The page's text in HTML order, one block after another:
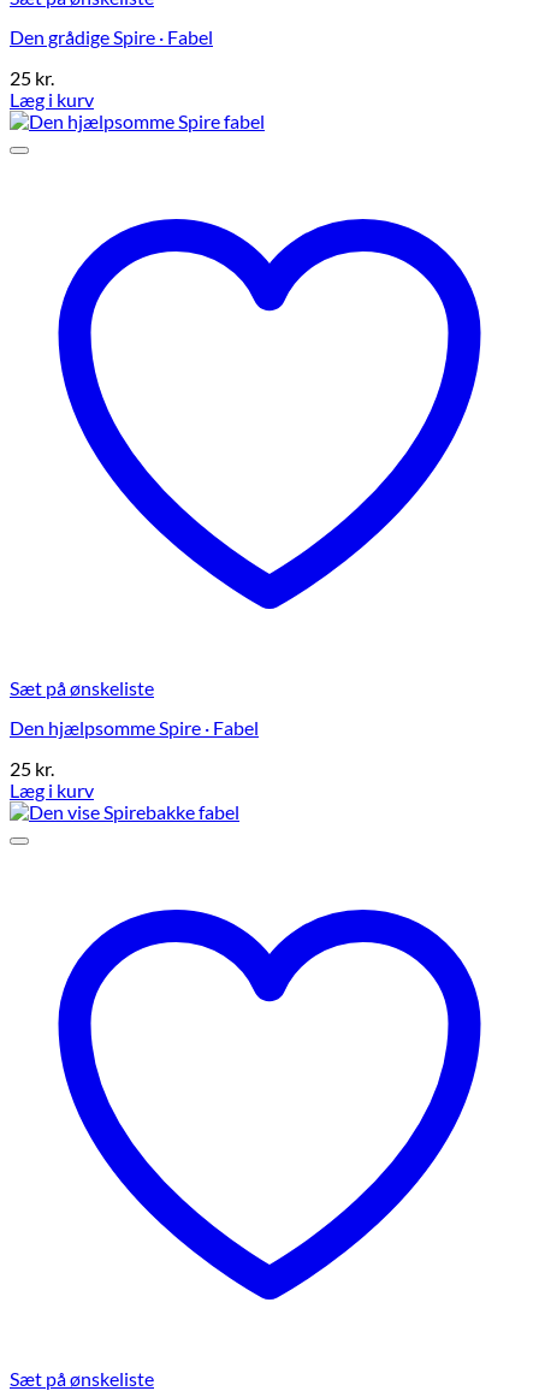
Den grådige Spire · Fabel
25 kr.
Læg i kurv
Sæt på ønskeliste
Den hjælpsomme Spire · Fabel
25 kr.
Læg i kurv
Sæt på ønskeliste